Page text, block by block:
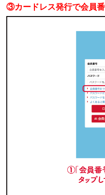
③カードレス発行で会員